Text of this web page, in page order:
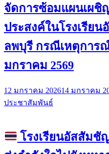
จัดการซ้อมแผนเผชิ
ประสงค์ในโรงเรีย
ลพบุรี กรณีเหตุการ
มกราคม 2569
12 มกราคม 202614 มกราคม
ประชาสัมพันธ์
โรงเรียนอัสสัม